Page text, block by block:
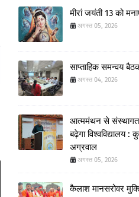
मीरां जयंती 13 को
अगस्त 05, 2026
साप्ताहिक समन्वय
अगस्त 04, 2026
आत्ममंथन से
बढ़ेगा विश्वविद्यालय
अग्रवाल
अगस्त 05, 2026
कैलाश मानसरोवर